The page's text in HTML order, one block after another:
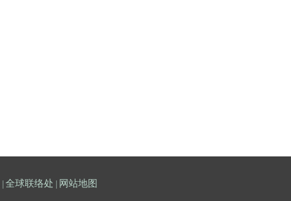
全球联络处 网站地图